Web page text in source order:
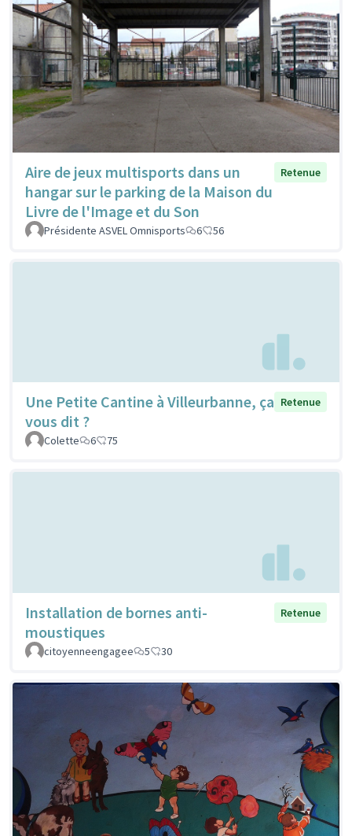
Aire de jeux multisports dans un
hangar sur le parking de la Maison du
Livre de l'Image et du Son
Retenue
Présidente ASVEL Omnisports 6 56
Une Petite Cantine à Villeurbanne, ça
vous dit ?
Retenue
Colette 6 75
Installation de bornes anti-
moustiques
Retenue
citoyenneengagee 5 30